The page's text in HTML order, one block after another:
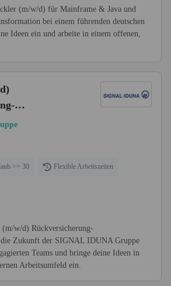
(m/w/d) für Mainframe & Java und
bei einem führenden deutschen
Ideen ein und arbeite in einem offenen,
>= 30 Flexible Arbeitszeiten
(m/w/d) Rückversicherung-
die Zukunft der SIGNAL IDUNA Gruppe
Teams und bringe deine Ideen in
Arbeitsumfeld ein.